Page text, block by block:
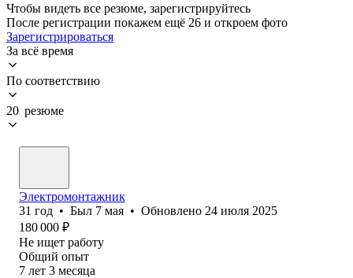
Чтобы видеть все резюме, зарегистрируйтесь
После регистрации покажем ещё 26 и откроем фото
Зарегистрироваться
За всё время
По соответствию
20 резюме
Электромонтажник
31 год • Был 7 мая • Обновлено 24 июля 2025
180 000 ₽
Не ищет работу
Общий опыт
7 лет 3 месяца